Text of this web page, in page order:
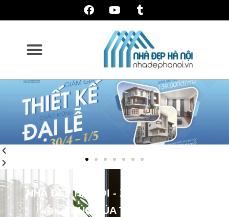
NHÀ ĐẸP HÀ NỘI - XU HƯỚNG KIẾN
TRÚC CỦA THỜI ĐẠI